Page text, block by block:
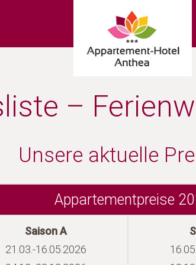
–
Unsere aktuelle
Appartementpreise
Saison A
21.03.-16.05.2026